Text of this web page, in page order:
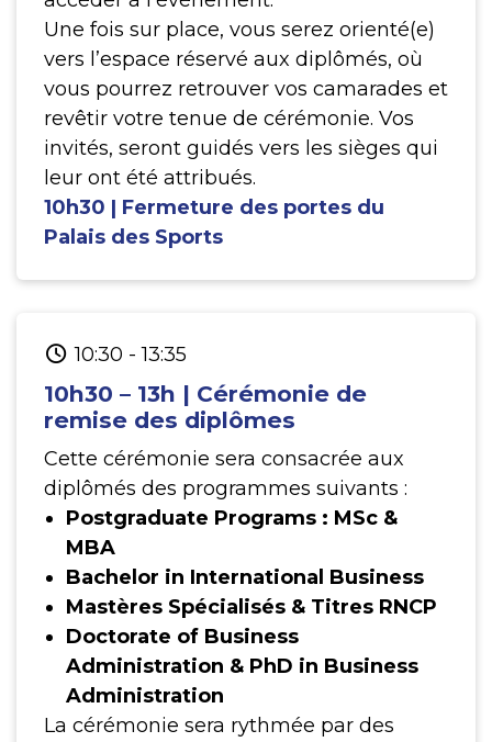
Une fois sur place, vous serez orienté(e)
vers l’espace réservé aux diplômés, où
vous pourrez retrouver vos camarades et
revêtir votre tenue de cérémonie. Vos
invités, seront guidés vers les sièges qui
leur ont été attribués.
10h30 | Fermeture des portes du
Palais des Sports
10:30 -13:35
10h30 – 13h | Cérémonie de
remise des diplômes
Cette cérémonie sera consacrée aux
diplômés des programmes suivants :
Postgraduate Programs : MSc &
MBA
Bachelor in International Business
Mastères Spécialisés & Titres RNCP
Doctorate of Business
Administration & PhD in Business
Administration
La cérémonie sera rythmée par des